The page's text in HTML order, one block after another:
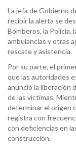
La jefa de Gobierno
recibir la alerta se
Bomberos, la
ambulancias y otras
rescate y asistencia.
Por su parte, el
que las autoridades
anunció la liberación
de las víctimas.
determinar el origen
registra con
con deficiencias en
construcción.